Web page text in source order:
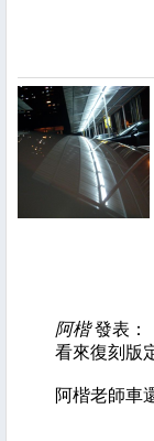
阿楷發表：
看來復刻版
阿楷老師車